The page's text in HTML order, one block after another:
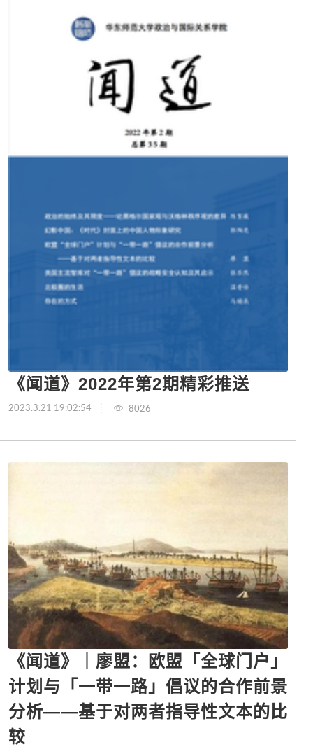
《闻道》2022年第2期精彩推送
2023.3.21 19:02:54 8026
《闻道》｜廖盟：欧盟「全球门户」
计划与「一带一路」倡议的合作前景
分析——基于对两者指导性文本的比
较